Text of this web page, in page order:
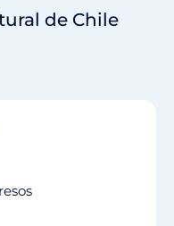
de Chile